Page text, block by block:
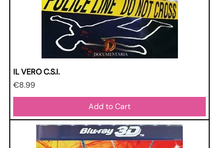
IL VERO C.S.I.
Price
€8.99
Add to Cart